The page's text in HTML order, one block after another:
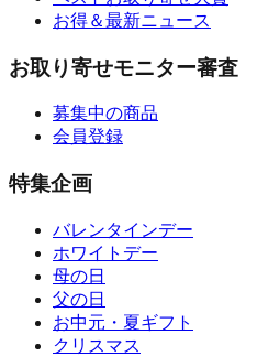
お得＆最新ニュース
お取り寄せモニター審査
募集中の商品
会員登録
特集企画
バレンタインデー
ホワイトデー
母の日
父の日
お中元・夏ギフト
クリスマス